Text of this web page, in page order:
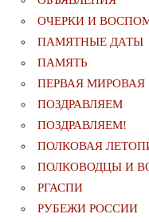
ОЧЕРКИ И
ПАМЯТНЫЕ ДАТЫ
ПАМЯТЬ
ПЕРВАЯ МИРОВАЯ
ПОЗДРАВЛЯЕМ
ПОЗДРАВЛЯЕМ!
ПОЛКОВАЯ
ПОЛКОВОДЦЫ И
РГАСПИ
РУБЕЖИ РОССИИ